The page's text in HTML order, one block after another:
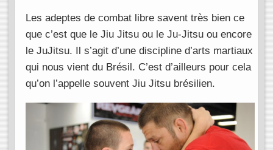
Les adeptes de combat libre savent très bien ce
que c’est que le Jiu Jitsu ou le Ju-Jitsu ou encore
le JuJitsu. Il s’agit d’une discipline d’arts martiaux
qui nous vient du Brésil. C’est d’ailleurs pour cela
qu’on l’appelle souvent Jiu Jitsu brésilien.